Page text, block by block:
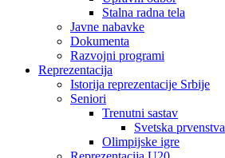
Stalna radna tela
Javne nabavke
Dokumenta
Razvojni programi
Reprezentacija
Istorija reprezentacije Srbije
Seniori
Trenutni sastav
Svetska prvenstva
Olimpijske igre